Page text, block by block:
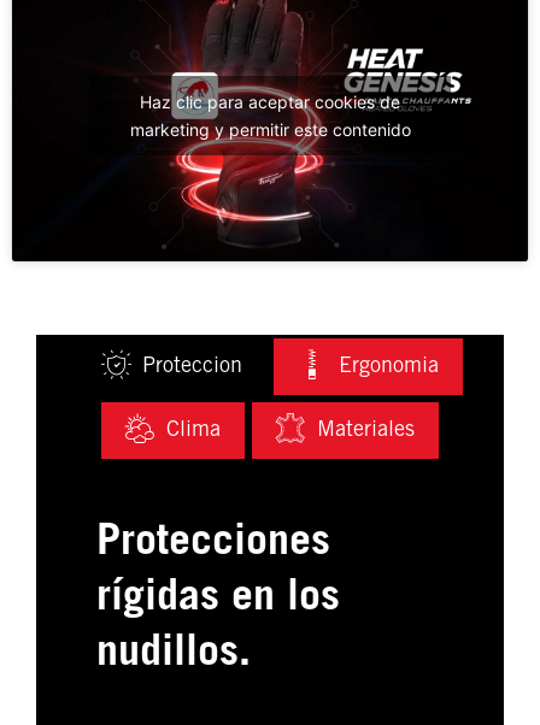
Haz clic para aceptar cookies de
marketing y permitir este contenido
Proteccion Ergonomia
Clima Materiales
Protecciones
rígidas en los
nudillos.